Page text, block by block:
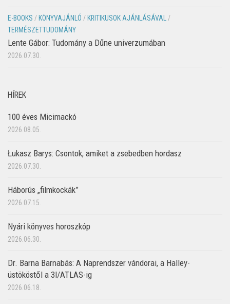
E-BOOKS / KÖNYVAJÁNLÓ / KRITIKUSOK AJÁNLÁSÁVAL
/
TERMÉSZETTUDOMÁNY
Lente Gábor: Tudomány a Dűne univerzumában
2026.07.30.
HÍREK
100 éves Micimackó
2026.08.05.
Łukasz Barys: Csontok, amiket a zsebedben hordasz
2026.07.30.
Háborús „filmkockák”
2026.07.15.
Nyári könyves horoszkóp
2026.06.30.
Dr. Barna Barnabás: A Naprendszer vándorai, a Halley-
üstököstől a 3I/ATLAS-ig
2026.06.18.